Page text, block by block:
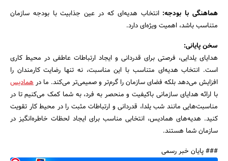
هماهنگی با بودجه: انتخاب هدیه‌ای که در عین جذابیت با بودجه سازمان
متناسب باشد، اهمیت ویژه‌ای دارد.
سخن پایانی:
هدایای یلدایی، فرصتی برای قدردانی و ایجاد ارتباطات عاطفی در محیط کاری
است. انتخاب هدیه‌ای متناسب با این مناسبت، نه تنها رضایت کارمندان را
افزایش می‌دهد بلکه فضای سازمان را گرم‌تر و صمیمی‌تر می‌کند. ما درهمادیس
با ارائه هدایای سازمانی باکیفیت و منحصر به فرد، به شما کمک می‌کنیم تا در
مناسبت‌هایی مانند شب یلدا، قدردانی و ارتباطات مثبت را در محیط کار تقویت
کنید. هدیه‌های همادیس، انتخابی مناسب برای ایجاد لحظات خاطره‌انگیز در
سازمان شما هستند.
### پایان خبر رسمی